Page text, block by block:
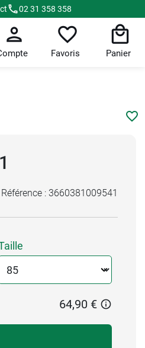
02 31 358 358
Favoris Panier
Référence : 3660381009541
64,90 €